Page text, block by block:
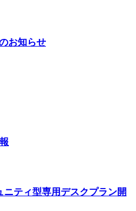
お知らせ
ニティ型専用デスクプラン開